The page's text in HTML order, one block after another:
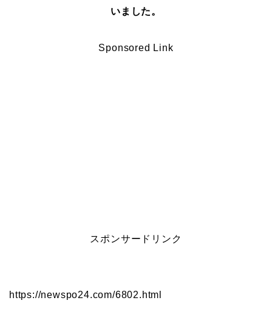
いました。
Sponsored Link
スポンサードリンク
https://newspo24.com/6802.html